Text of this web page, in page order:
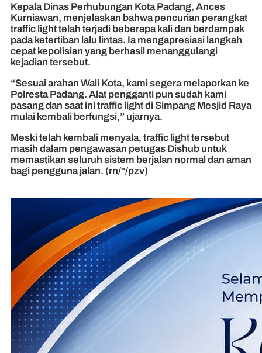
Kepala Dinas Perhubungan Kota Padang, Ances
Kurniawan, menjelaskan bahwa pencurian perangkat
traffic light telah terjadi beberapa kali dan berdampak
pada ketertiban lalu lintas. Ia mengapresiasi langkah
cepat kepolisian yang berhasil menanggulangi
kejadian tersebut.
“Sesuai arahan Wali Kota, kami segera melaporkan ke
Polresta Padang. Alat pengganti pun sudah kami
pasang dan saat ini traffic light di Simpang Mesjid Raya
mulai kembali berfungsi,” ujarnya.
Meski telah kembali menyala, traffic light tersebut
masih dalam pengawasan petugas Dishub untuk
memastikan seluruh sistem berjalan normal dan aman
bagi pengguna jalan. (rn/*/pzv)